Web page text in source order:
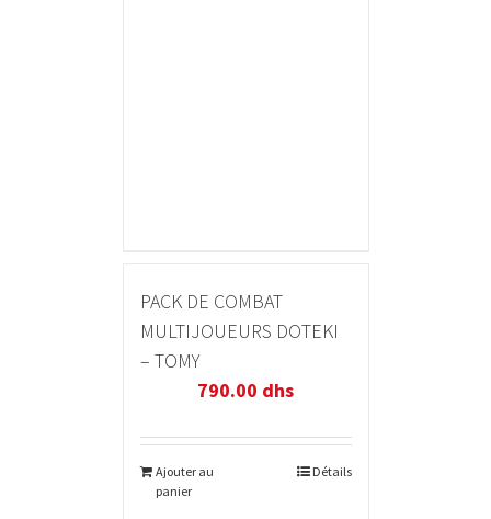
PACK DE COMBAT
MULTIJOUEURS DOTEKI
– TOMY
790.00 dhs
Ajouter au
panier
Détails